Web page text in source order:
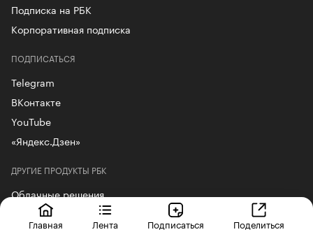
Подписка на РБК
Корпоративная подписка
ДРУГИЕ ПРОДУКТЫ РБК
Облачные решения
Корпоративный регистратор доменов
Аренда VPS
ПОДПИСАТЬСЯ
Telegram
ВКонтакте
YouTube
«Яндекс.Дзен»
Главная Лента Подписаться Поделиться